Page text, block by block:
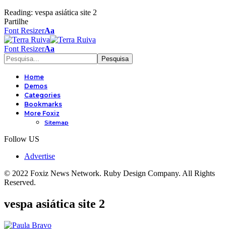
Reading: vespa asiática site 2
Partilhe
Font ResizerAa
Font ResizerAa
Home
Demos
Categories
Bookmarks
More Foxiz
Sitemap
Follow US
Advertise
© 2022 Foxiz News Network. Ruby Design Company. All Rights
Reserved.
vespa asiática site 2